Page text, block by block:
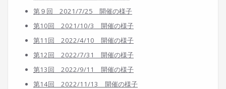
第９回 2021/7/25 開催の様子
第10回 2021/10/3 開催の様子
第11回 2022/4/10 開催の様子
第12回 2022/7/31 開催の様子
第13回 2022/9/11 開催の様子
第14回 2022/11/13 開催の様子